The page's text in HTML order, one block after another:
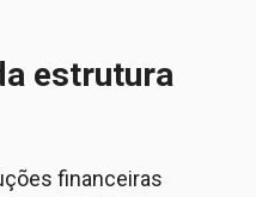
estrutura
financeiras